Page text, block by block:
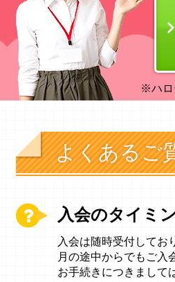
※ハロ
よくあるご
入会のタイミ
入会は随時受付してお
月の途中からでもご入
お手続きにつきまして